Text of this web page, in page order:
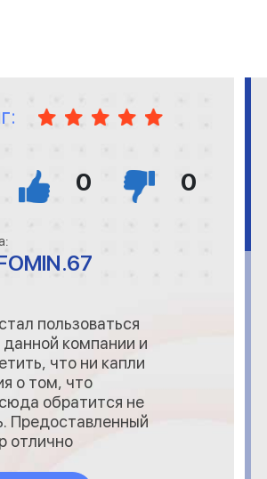
0 0
пользоваться
данной компании и
что ни капли
о том, что
обратится не
Предоставленный
отлично